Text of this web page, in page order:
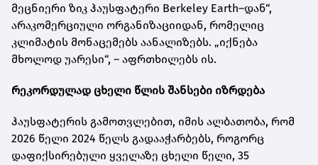
მეცნიერი ზიკ ჰაუსფატერი Berkeley Earth–დან“,
არაკომერციული ორგანიზაციიდან, რომელიც
კლიმატის მონაცემებს აანალიზებს. „იქნება
მხოლოდ უარესი“, – აფრთხილებს ის.
რეკორდულად ცხელი წლის შანსები იზრდება
ჰაუსფატერის გამოთვლებით, იმის ალბათობა, რომ
2026 წელი 2024 წელს გადააჭარბებს, როგორც
დაფიქსირებული ყველაზე ცხელი წელი, 35